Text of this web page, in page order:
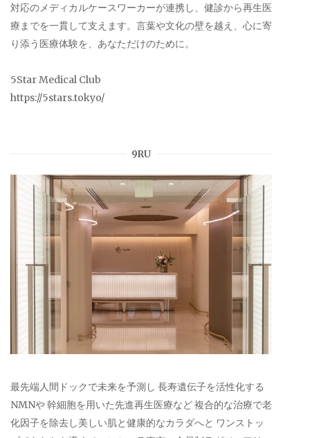
対応のメディカルケースワーカーが連携し、健診から再生医
療までを一貫して支えます。言葉や文化の壁を越え、心に寄
り添う医療体験を、あなただけのために。
5Star Medical Club
https://5stars.tokyo/
9RU
最先端人間ドックで未来を予測し 長寿遺伝子を活性化する
NMNや 幹細胞を用いた先進再生医療など 複合的な治療で老
化因子を除去し美しい肌と健康的なカラダへと ワンストッ